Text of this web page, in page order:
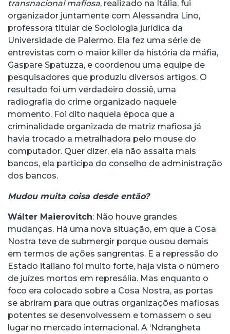
transnacional mafiosa, realizado na Itália, fui
organizador juntamente com Alessandra Lino,
professora titular de Sociologia jurídica da
Universidade de Palermo. Ela fez uma série de
entrevistas com o maior killer da história da máfia,
Gaspare Spatuzza, e coordenou uma equipe de
pesquisadores que produziu diversos artigos. O
resultado foi um verdadeiro dossiê, uma
radiografia do crime organizado naquele
momento. Foi dito naquela época que a
criminalidade organizada de matriz mafiosa já
havia trocado a metralhadora pelo mouse do
computador. Quer dizer, ela não assalta mais
bancos, ela participa do conselho de administração
dos bancos.
Mudou muita coisa desde então?
Wálter Maierovitch: Não houve grandes
mudanças. Há uma nova situação, em que a Cosa
Nostra teve de submergir porque ousou demais
em termos de ações sangrentas. E a repressão do
Estado italiano foi muito forte, haja vista o número
de juízes mortos em represália. Mas enquanto o
foco era colocado sobre a Cosa Nostra, as portas
se abriram para que outras organizações mafiosas
potentes se desenvolvessem e tomassem o seu
lugar no mercado internacional. A ‘Ndrangheta